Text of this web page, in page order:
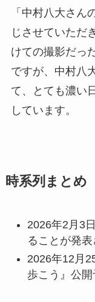
「中村八大さん
じさせていただ
けての撮影だっ
ですが、中村八
て、とても濃い
しています。
時系列まとめ
2026年2月3
ることが発表
2026年12月
歩こう』公開